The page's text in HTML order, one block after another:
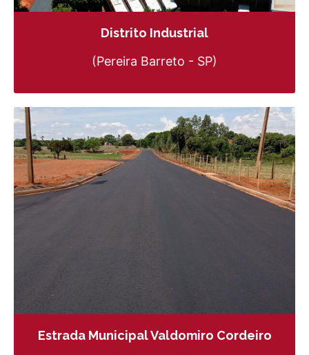
Distrito Industrial
(Pereira Barreto - SP)
Estrada Municipal Valdomiro Cordeiro